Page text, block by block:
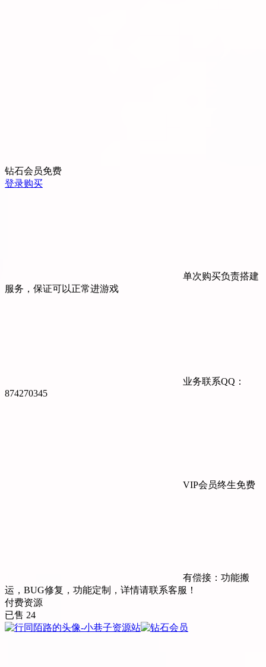
钻石会员免费
登录购买
单次购买负责搭建
服务，保证可以正常进游戏
业务联系QQ：
874270345
VIP会员终生免费
有偿接：功能搬
运，BUG修复，功能定制，详情请联系客服！
付费资源
已售 24